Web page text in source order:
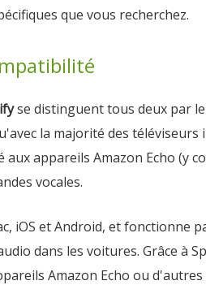
que vous recherchez.
se distinguent tous deux par
la majorité des
appareils Amazon Echo (y
vocales.
iOS et Android, et fonctionne
dans les voitures. Grâce à
Amazon Echo ou